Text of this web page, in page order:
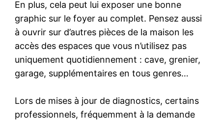
En plus, cela peut lui exposer une bonne
graphic sur le foyer au complet. Pensez aussi
à ouvrir sur d’autres pièces de la maison les
accès des espaces que vous n’utilisez pas
uniquement quotidiennement : cave, grenier,
garage, supplémentaires en tous genres…
Lors de mises à jour de diagnostics, certains
professionnels, fréquemment à la demande